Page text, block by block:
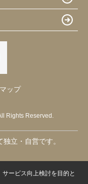
ップ
Rights Reserved.
立・自営です。
ービス向上検討を目的と